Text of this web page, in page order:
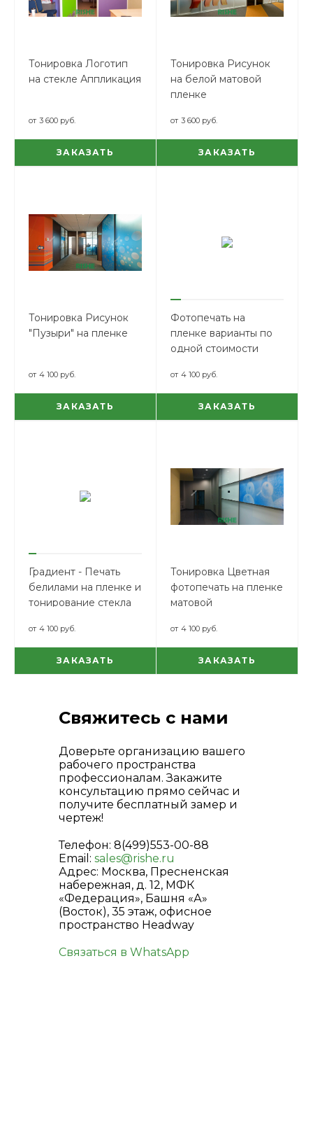
Тонировка Логотип
на стекле Аппликация
от 3 600 руб.
ЗАКАЗАТЬ
Тонировка Рисунок
на белой матовой
пленке
от 3 600 руб.
ЗАКАЗАТЬ
Тонировка Рисунок
"Пузыри" на пленке
от 4 100 руб.
ЗАКАЗАТЬ
Фотопечать на
пленке варианты по
одной стоимости
от 4 100 руб.
ЗАКАЗАТЬ
Градиент - Печать
белилами на пленке и
тонирование стекла
от 4 100 руб.
ЗАКАЗАТЬ
Тонировка Цветная
фотопечать на пленке
матовой
от 4 100 руб.
ЗАКАЗАТЬ
Доверьте организацию вашего
рабочего пространства
профессионалам. Закажите
консультацию прямо сейчас и
получите бесплатный замер и
чертеж!
Телефон: 8(499)553-00-88
Email: sales@rishe.ru
Адрес: Москва, Пресненская
набережная, д. 12, МФК
«Федерация», Башня «А»
(Восток), 35 этаж, офисное
пространство Headway
Связаться в WhatsApp
Свяжитесь с нами